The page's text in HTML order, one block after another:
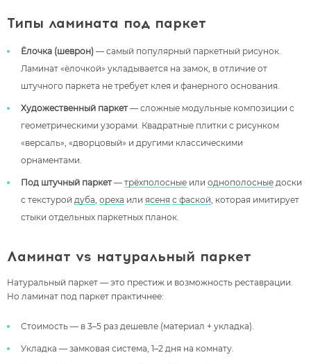
Типы ламината под паркет
Ёлочка (шеврон) — самый популярный паркетный рисунок.
Ламинат «ёлочкой» укладывается на замок, в отличие от
штучного паркета не требует клея и фанерного основания.
Художественный паркет— сложные модульные композиции с
геометрическими узорами. Квадратные плитки с рисунком
«версаль», «дворцовый» и другими классическими
орнаментами.
Под штучный паркет— трёхполосные или однополосные доски
с текстурой дуба ореха или ясеня с фаской , которая имитирует
стыки отдельных паркетных планок.
Ламинат vs натуральный паркет
Натуральный паркет — это престиж и возможность реставрации.
Но ламинат под паркет практичнее:
Стоимость — в 3–5 раз дешевле (материал + укладка).
Укладка — замковая система, 1–2 дня на комнату.